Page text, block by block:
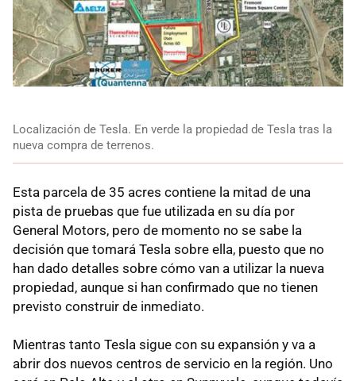
Localización de Tesla. En verde la propiedad de Tesla tras la
nueva compra de terrenos.
Esta parcela de 35 acres contiene la mitad de una
pista de pruebas que fue utilizada en su día por
General Motors, pero de momento no se sabe la
decisión que tomará Tesla sobre ella, puesto que no
han dado detalles sobre cómo van a utilizar la nueva
propiedad, aunque si han confirmado que no tienen
previsto construir de inmediato.
Mientras tanto Tesla sigue con su expansión y va a
abrir dos nuevos centros de servicio en la región. Uno